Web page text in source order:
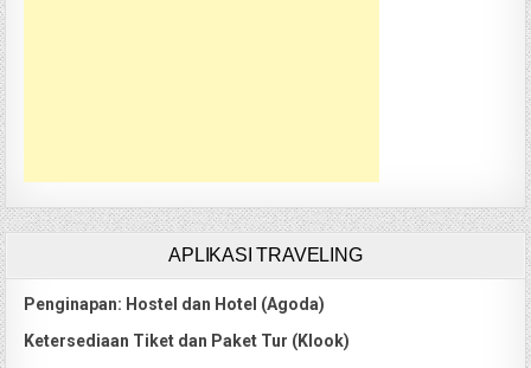
APLIKASI TRAVELING
Penginapan: Hostel dan Hotel (Agoda)
Ketersediaan Tiket dan Paket Tur (Klook)